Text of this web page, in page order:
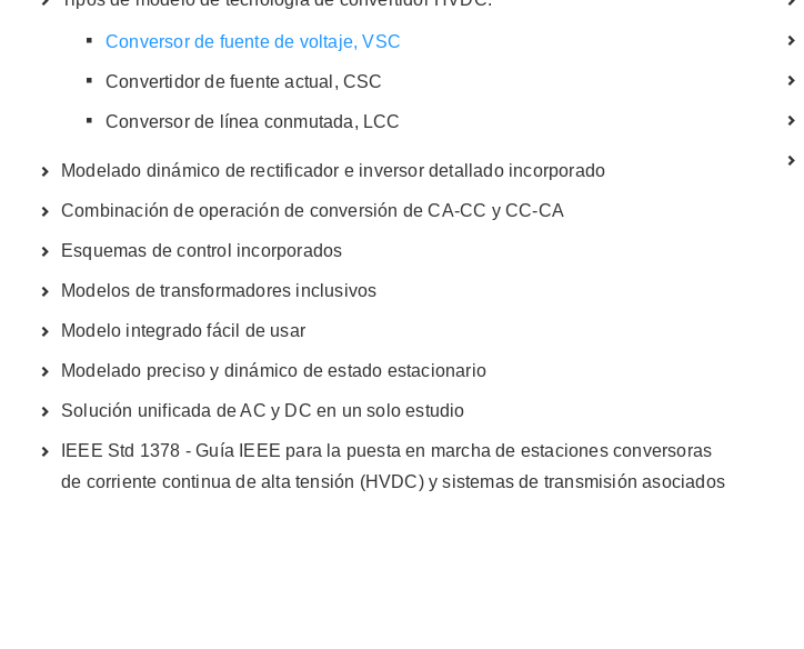
Conversor de fuente de voltaje, VSC
Convertidor de fuente actual, CSC
Conversor de línea conmutada, LCC
Modelado dinámico de rectificador e inversor detallado incorporado
Combinación de operación de conversión de CA-CC y CC-CA
Esquemas de control incorporados
Modelos de transformadores inclusivos
Modelo integrado fácil de usar
Modelado preciso y dinámico de estado estacionario
Solución unificada de AC y DC en un solo estudio
IEEE Std 1378 - Guía IEEE para la puesta en marcha de estaciones conversoras
de corriente continua de alta tensión (HVDC) y sistemas de transmisión asociados